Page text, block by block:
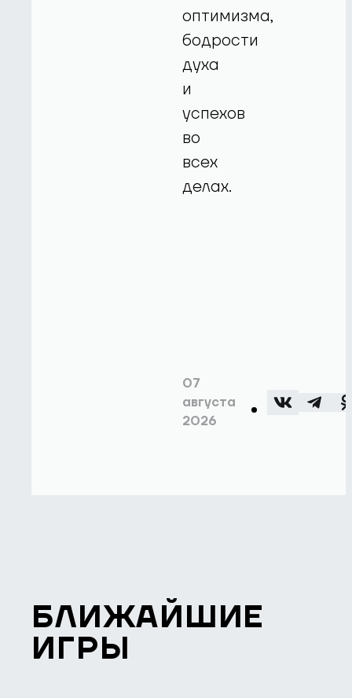
оптимизма,
бодрости
духа
и
успехов
во
всех
делах.
07
августа
2026
БЛИЖАЙШИЕ
ИГРЫ